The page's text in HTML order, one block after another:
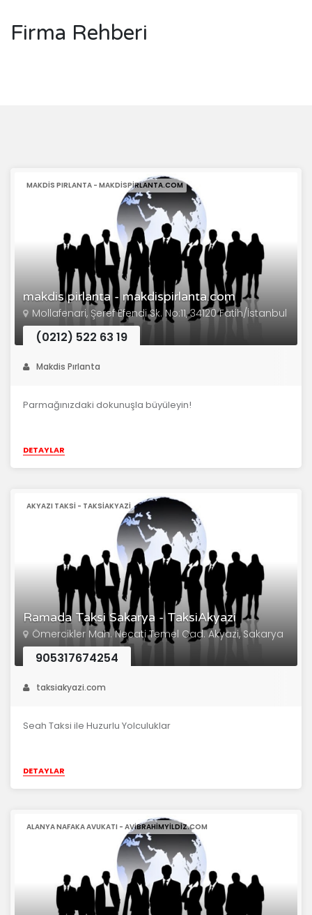
Firma Rehberi
makdis pirlanta - makdispirlanta.com
MAKDİS PIRLANTA - MAKDISPIRLANTA.COM
Mollafenari, Şeref Efendi Sk. No:11, 34120 Fatih/İstanbul
(0212) 522 63 19
Makdis Pırlanta
Parmağınızdaki dokunuşla büyüleyin!
DETAYLAR
Ramada Taksi Sakarya - TaksiAkyazi
AKYAZI TAKSI - TAKSIAKYAZI
Ömercikler Mah. Necati Temel Cad. Akyazi, Sakarya
905317674254
taksiakyazi.com
Seah Taksi ile Huzurlu Yolculuklar
DETAYLAR
ALANYA NAFAKA AVUKATI - AVIBRAHIMYILDIZ.COM